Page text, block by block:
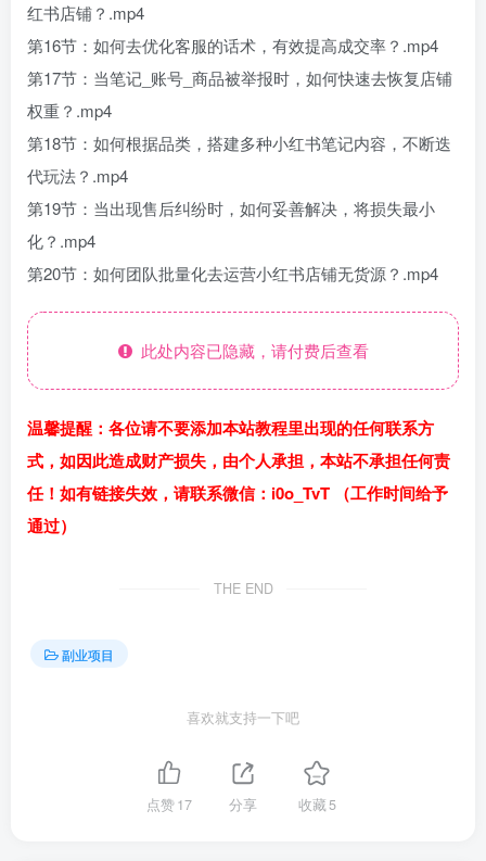
红书店铺？.mp4
第16节：如何去优化客服的话术，有效提高成交率？.mp4
第17节：当笔记_账号_商品被举报时，如何快速去恢复店铺
权重？.mp4
第18节：如何根据品类，搭建多种小红书笔记内容，不断迭
代玩法？.mp4
第19节：当出现售后纠纷时，如何妥善解决，将损失最小
化？.mp4
第20节：如何团队批量化去运营小红书店铺无货源？.mp4
此处内容已隐藏，请付费后查看
温馨提醒：各位请不要添加本站教程里出现的任何联系方
式，如因此造成财产损失，由个人承担，本站不承担任何责
任！如有链接失效，请联系微信：i0o_TvT （工作时间给予
通过）
THE END
副业项目
喜欢就支持一下吧
点赞17 分享 收藏5